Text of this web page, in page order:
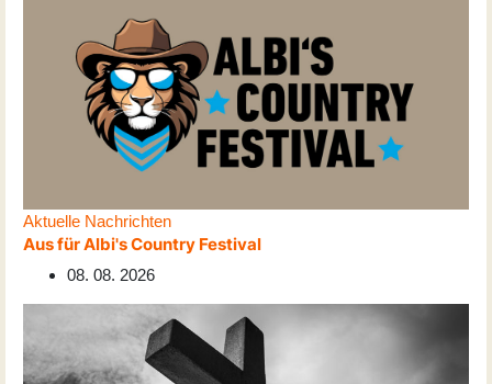
Aktuelle Nachrichten
Aus für Albi's Country Festival
08. 08. 2026